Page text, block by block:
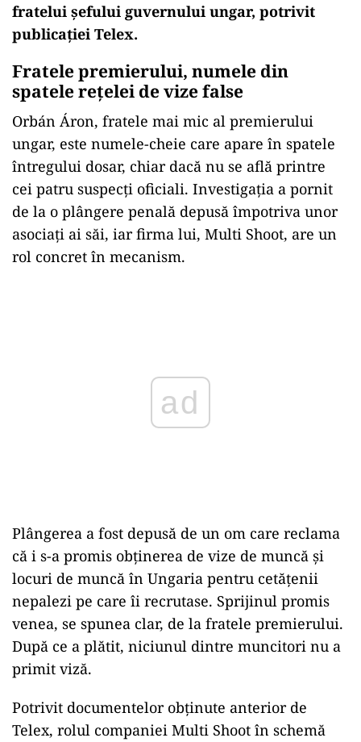
fratelui șefului guvernului ungar, potrivit
publicației Telex.
Fratele premierului, numele din
spatele rețelei de vize false
Orbán Áron, fratele mai mic al premierului
ungar, este numele-cheie care apare în spatele
întregului dosar, chiar dacă nu se află printre
cei patru suspecți oficiali. Investigația a pornit
de la o plângere penală depusă împotriva unor
asociați ai săi, iar firma lui, Multi Shoot, are un
rol concret în mecanism.
Plângerea a fost depusă de un om care reclama
că i s-a promis obținerea de vize de muncă și
locuri de muncă în Ungaria pentru cetățenii
nepalezi pe care îi recrutase. Sprijinul promis
venea, se spunea clar, de la fratele premierului.
După ce a plătit, niciunul dintre muncitori nu a
primit viză.
Potrivit documentelor obținute anterior de
Telex, rolul companiei Multi Shoot în schemă